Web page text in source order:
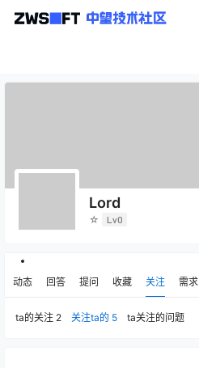
Lord
☆ Lv0
动态 回答 提问 收藏 关注 需求
ta的关注 2 关注ta的 5 ta关注的问题